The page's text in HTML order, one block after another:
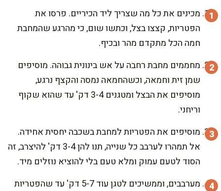
מכינים את כל מה שצריך ליד הכיריים. פרסו את
הפטריות, קצצו בצל, וכתשו שום, כי מהרגע שהמחבת
חמה הכל מתקדם מהר ובכיף.
מחממים מחבת רחבה על אש בינונית גבוהה. מוסיפים
שמן זית וחמאה, וכשהחמאה נמסה והקצף נרגע,
מוסיפים את הבצל ומטגנים 3-4 דק' עד שהוא שקוף
וריחני.
מוסיפים את הפטריות למחבת בשכבה יחסית אחידה.
אל תמהרו לערבב כל שנייה, תנו להן 3-4 דק' להיצרב, זה
הסוד לטעם עמוק ומלא טעם בלי להוציא נוזלים מיד.
מערבבים, וממשיכים לטגן עוד 5-7 דק' עד שהפטריות